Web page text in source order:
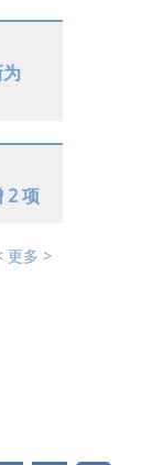
2 项
更多 >